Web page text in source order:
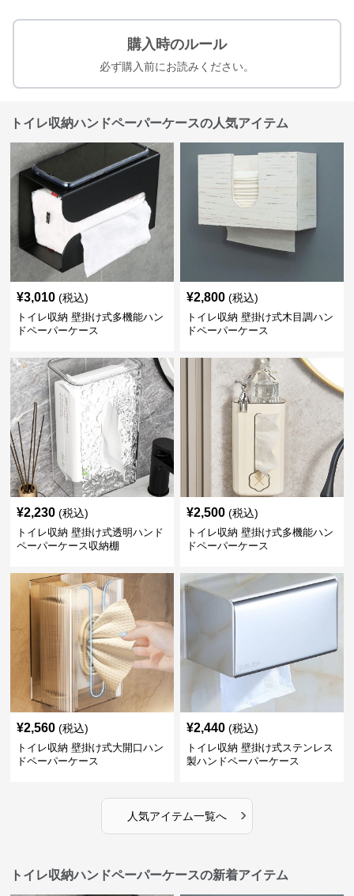
購入時のルール
必ず購入前にお読みください。
トイレ収納ハンドペーパーケースの人気アイテム
¥3,010 (税込)
トイレ収納 壁掛け式多機能ハン
ドペーパーケース
¥2,800 (税込)
トイレ収納 壁掛け式木目調ハン
ドペーパーケース
¥2,230 (税込)
トイレ収納 壁掛け式透明ハンド
ペーパーケース収納棚
¥2,500 (税込)
トイレ収納 壁掛け式多機能ハン
ドペーパーケース
¥2,560 (税込)
トイレ収納 壁掛け式大開口ハン
ドペーパーケース
¥2,440 (税込)
トイレ収納 壁掛け式ステンレス
製ハンドペーパーケース
人気アイテム一覧へ ›
トイレ収納ハンドペーパーケースの新着アイテム